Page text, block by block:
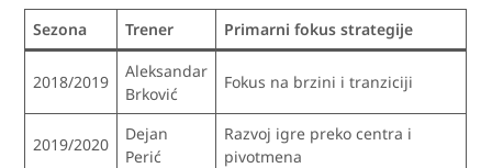
Sezona Trener Primarni fokus strategije
2018/2019
Aleksandar
Brković
Fokus na brzini i tranziciji
2019/2020
Dejan
Perić
Razvoj igre preko centra i
pivotmena